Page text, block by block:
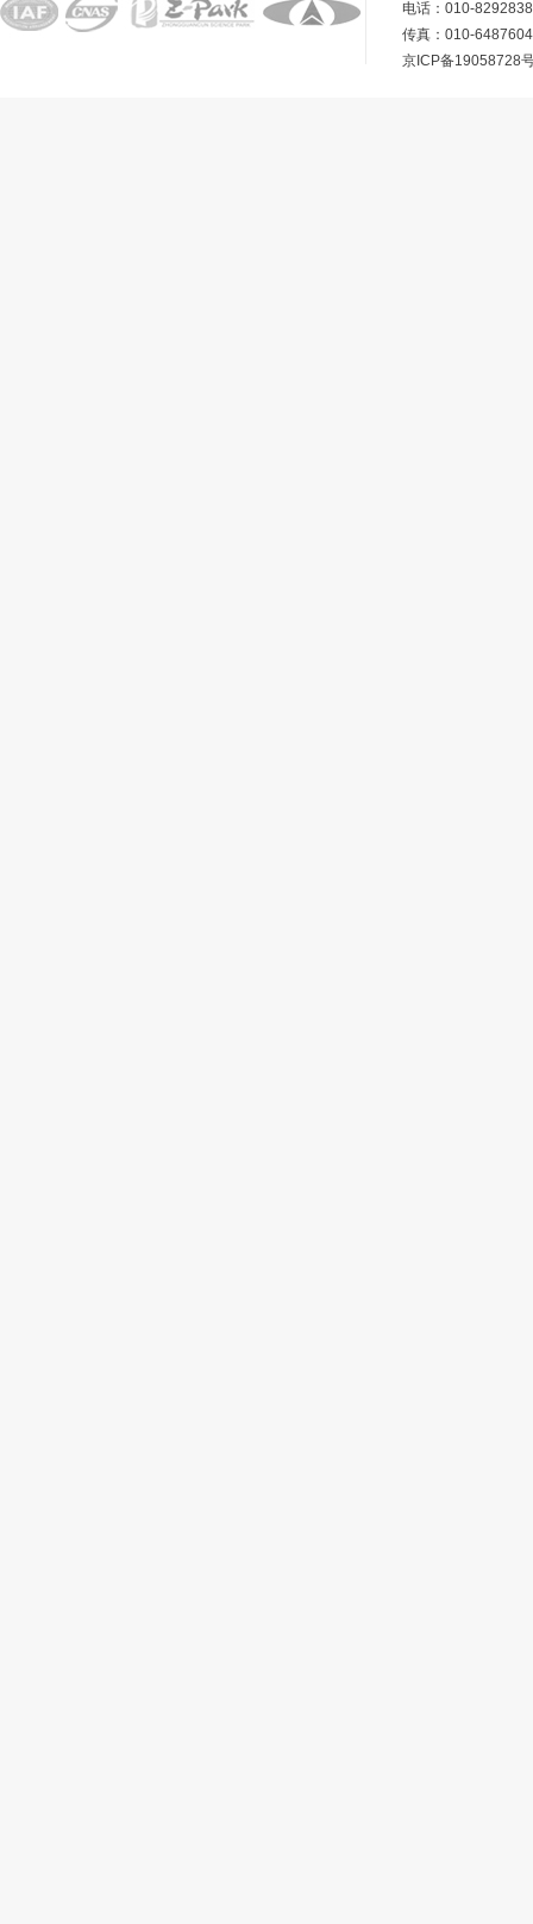
电话：010-
传真：010-
京ICP备19058728